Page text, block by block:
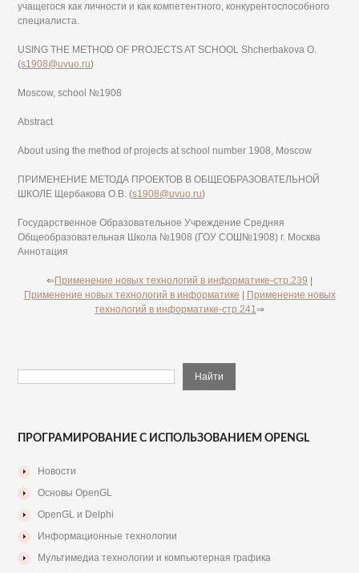
учащегося как личности и как компетентного, конкурентоспособного
специалиста.
USING THE METHOD OF PROJECTS AT SCHOOL Shcherbakova O.
(s1908@uvuo.ru)
Moscow, school №1908
Abstract
About using the method of projects at school number 1908, Moscow
ПРИМЕНЕНИЕ МЕТОДА ПРОЕКТОВ В ОБЩЕОБРАЗОВАТЕЛЬНОЙ
ШКОЛЕ Щербакова О.В. (s1908@uvuo.ru)
Государственное Образовательное Учреждение Средняя
Общеобразовательная Школа №1908 (ГОУ СОШ№1908) г. Москва
Аннотация
⇐Применение новых технологий в информатике-стр.239
Применение новых технологий в информатике
Применение новых
технологий в информатике-стр.241⇒
ПРОГРАМИРОВАНИЕ С ИСПОЛЬЗОВАНИЕМ OPENGL
Новости
Основы OpenGL
OpenGL и Delphi
Информационные технологии
Мультимедиа технологии и компьютерная графика